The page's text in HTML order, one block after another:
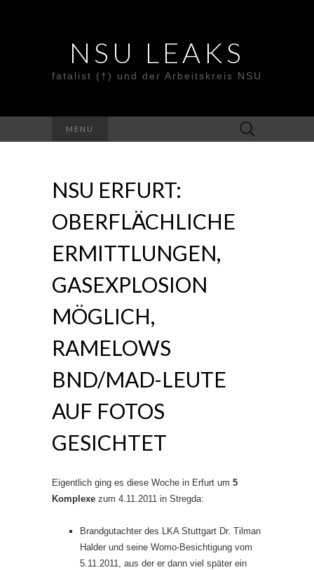
NSU LEAKS
fatalist (†) und der Arbeitskreis NSU
MENU
Suche
nach:
NSU ERFURT:
OBERFLÄCHLICHE
ERMITTLUNGEN,
GASEXPLOSION
MÖGLICH,
RAMELOWS
BND/MAD-LEUTE
AUF FOTOS
GESICHTET
Eigentlich ging es diese Woche in Erfurt um 5
Komplexe zum 4.11.2011 in Stregda:
Brandgutachter des LKA Stuttgart Dr. Tilman
Halder und seine Womo-Besichtigung vom
5.11.2011, aus der er dann viel später ein